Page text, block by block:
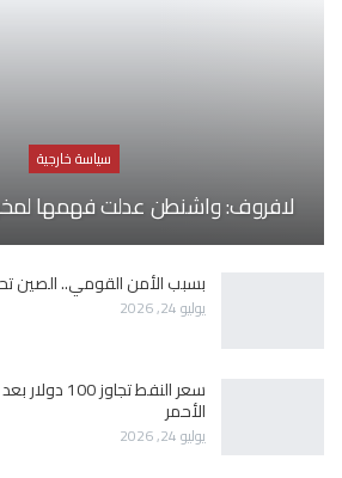
سياسة خارجية
لافروف: واشنطن عدلت فهمها
بسبب الأمن القومي.. الصين
يوليو 24, 2026
سعر النفط
الأحمر
يوليو 24, 2026